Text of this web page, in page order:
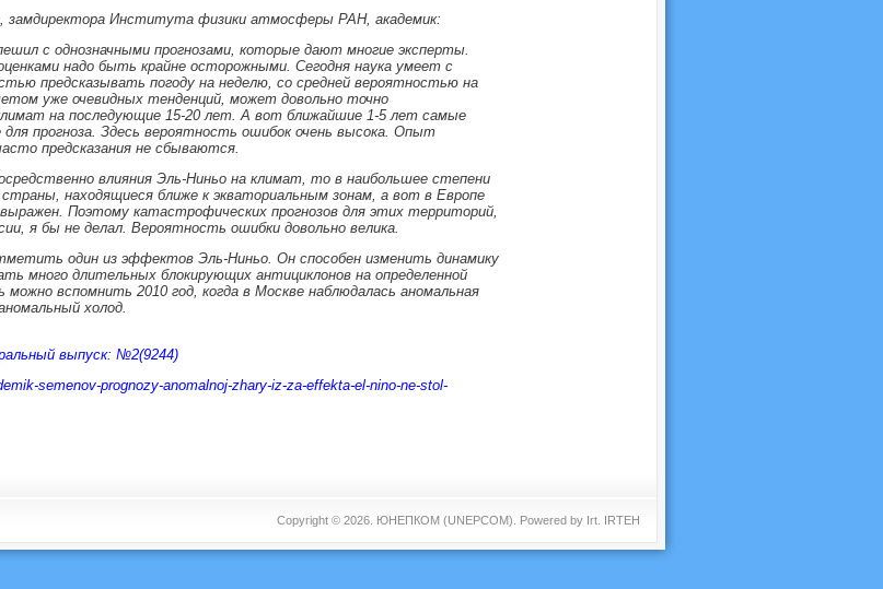
замдиректора Института физики атмосферы РАН, академик:
с однозначными прогнозами, которые дают многие эксперты.
надо быть крайне осторожными. Сегодня наука умеет с
предсказывать погоду на неделю, со средней вероятностью на
уже очевидных тенденций, может довольно точно
на последующие 15-20 лет. А вот ближайшие 1-5 лет самые
прогноза. Здесь вероятность ошибок очень высока. Опыт
предсказания не сбываются.
влияния Эль-Ниньо на климат, то в наибольшее степени
находящиеся ближе к экваториальным зонам, а вот в Европе
Поэтому катастрофических прогнозов для этих территорий,
я бы не делал. Вероятность ошибки довольно велика.
один из эффектов Эль-Ниньо. Он способен изменить динамику
много длительных блокирующих антициклонов на определенной
вспомнить 2010 год, когда в Москве наблюдалась аномальная
холод.
выпуск: №2(9244)
semenov-prognozy-anomalnoj-zhary-iz-za-effekta-el-nino-ne-stol-
Copyright © 2026. ЮНЕПКОМ (UNEPCOM). Powered by Irt. IRTEH